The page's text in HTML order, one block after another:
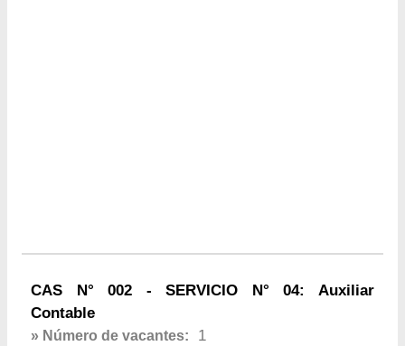
CAS N° 002 - SERVICIO N° 04: Auxiliar
Contable
» Número de vacantes: 1